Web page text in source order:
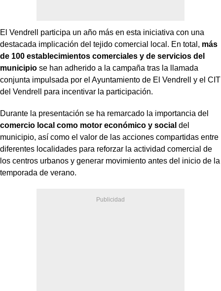
El Vendrell participa un año más en esta iniciativa con una
destacada implicación del tejido comercial local. En total, más
de 100 establecimientos comerciales y de servicios del
municipio se han adherido a la campaña tras la llamada
conjunta impulsada por el Ayuntamiento de El Vendrell y el CIT
del Vendrell para incentivar la participación.
Durante la presentación se ha remarcado la importancia del
comercio local como motor económico y social del
municipio, así como el valor de las acciones compartidas entre
diferentes localidades para reforzar la actividad comercial de
los centros urbanos y generar movimiento antes del inicio de la
temporada de verano.